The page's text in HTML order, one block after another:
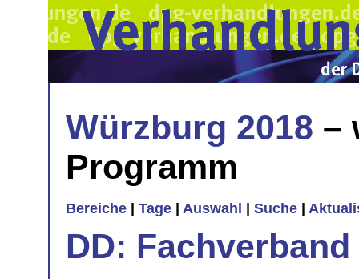
Würzburg 2018 –
Programm
Bereiche Tage Auswahl Suche
DD: